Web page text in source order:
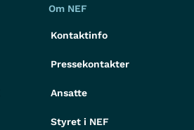
Om NEF
Kontaktinfo
Pressekontakter
Ansatte
Styret i NEF